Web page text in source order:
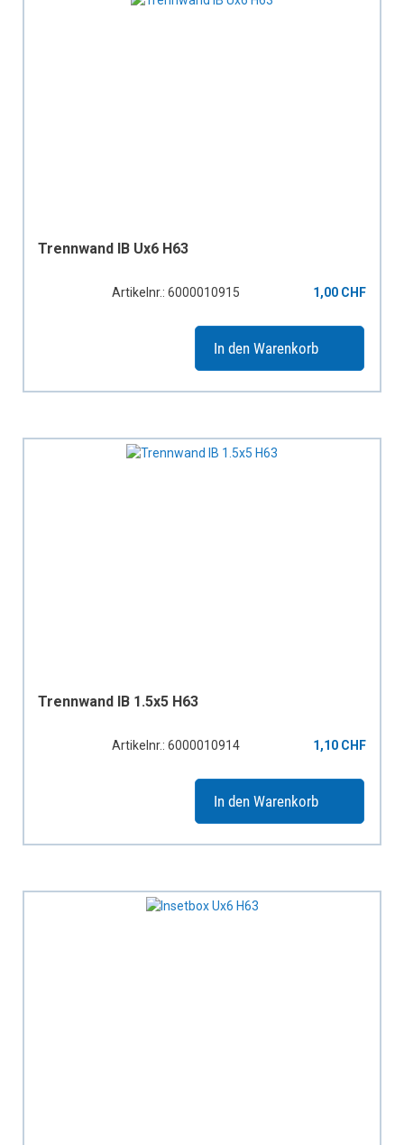
Trennwand IB Ux6 H63
Artikelnr.: 6000010915 1,00 CHF
In den Warenkorb
Trennwand IB 1.5x5 H63
Artikelnr.: 6000010914 1,10 CHF
In den Warenkorb